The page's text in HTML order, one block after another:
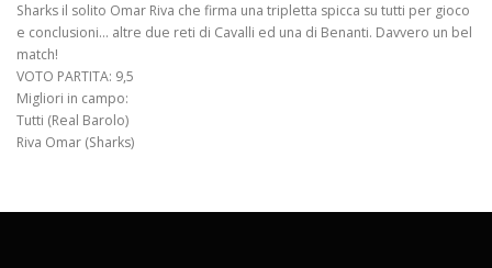
Sharks il solito Omar Riva che firma una tripletta spicca su tutti per gioco
e conclusioni… altre due reti di Cavalli ed una di Benanti. Davvero un bel
match!
VOTO PARTITA: 9,5
Migliori in campo:
Tutti (Real Barolo)
Riva Omar (Sharks)